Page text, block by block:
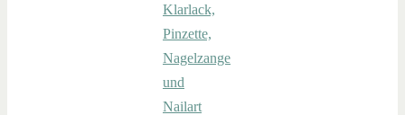
Klarlack,
Pinzette,
Nagelzange
und
Nailart